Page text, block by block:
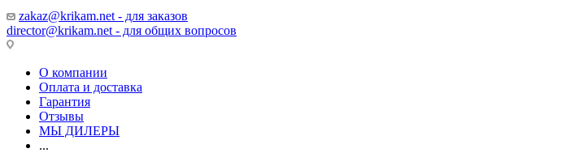
zakaz@krikam.net - для заказов
director@krikam.net - для общих вопросов
О компании
Оплата и доставка
Гарантия
Отзывы
МЫ ДИЛЕРЫ
...